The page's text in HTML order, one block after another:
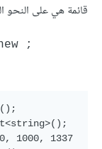
قائمة هي على النحو
1000, 1337